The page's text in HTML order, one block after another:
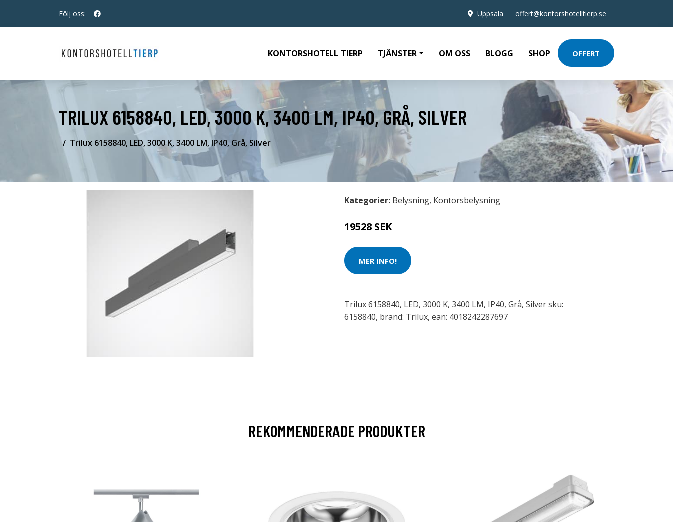
Följ oss: Uppsala offert@kontorshotelltierp.se
KONTORSHOTELL TIERP TJÄNSTER OM OSS BLOGG SHOP OFFERT
TRILUX 6158840, LED, 3000 K, 3400 LM, IP40, GRÅ, SILVER
Trilux 6158840, LED, 3000 K, 3400 LM, IP40, Grå, Silver
Kategorier: Belysning, Kontorsbelysning
19528 SEK
MER INFO!
Trilux 6158840, LED, 3000 K, 3400 LM, IP40, Grå, Silver sku:
6158840, brand: Trilux, ean: 4018242287697
REKOMMENDERADE PRODUKTER